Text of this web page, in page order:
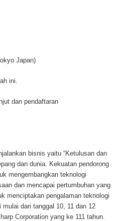
Japan)
ini.
dan pendaftaran
bisnis yaitu “Ketulusan dan
dan dunia. Kekuatan pendorong
mengembangkan teknologi
dan mencapai pertumbuhan yang
menciptakan pengalaman teknologi
dari tanggal 10, 11 dan 12
Corporation yang ke 111 tahun.